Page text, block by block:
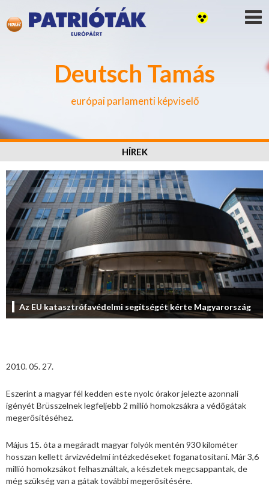
Deutsch Tamás
európai parlamenti képviselő
HÍREK
Az EU katasztrófavédelmi segítségét kérte Magyarország
2010. 05. 27.
Eszerint a magyar fél kedden este nyolc órakor jelezte azonnali
igényét Brüsszelnek legfeljebb 2 millió homokzsákra a védőgátak
megerősítéséhez.
Május 15. óta a megáradt magyar folyók mentén 930 kilométer
hosszan kellett árvízvédelmi intézkedéseket foganatosítani. Már 3,6
millió homokzsákot felhasználtak, a készletek megcsappantak, de
még szükség van a gátak további megerősítésére.